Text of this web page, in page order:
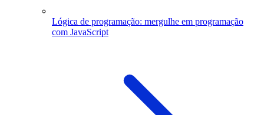
Lógica de programação: mergulhe em programação
com JavaScript